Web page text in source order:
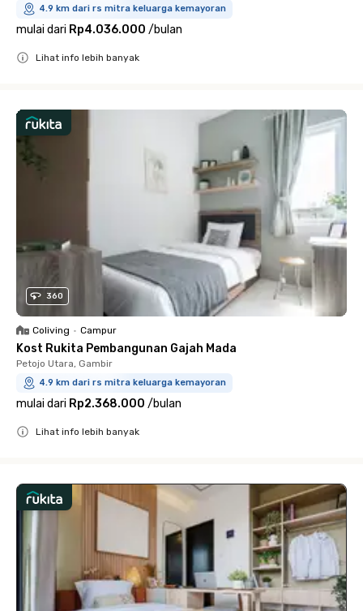
4.9 km dari rs mitra keluarga kemayoran
mulai dari Rp4.036.000 /bulan
Lihat info lebih banyak
360
Coliving • Campur
Kost Rukita Pembangunan Gajah Mada
Petojo Utara, Gambir
4.9 km dari rs mitra keluarga kemayoran
mulai dari Rp2.368.000 /bulan
Lihat info lebih banyak